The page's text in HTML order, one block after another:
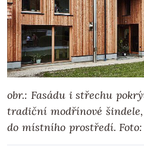
obr.: Fasádu i střechu
tradiční modřínové
do místního prostředí.